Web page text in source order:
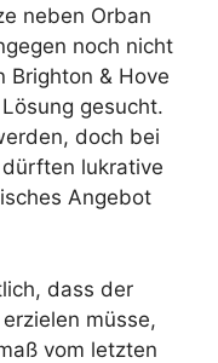
neben Orban
noch nicht
Brighton & Hove
gesucht.
doch bei
lukrative
Angebot
dass der
müsse,
vom letzten